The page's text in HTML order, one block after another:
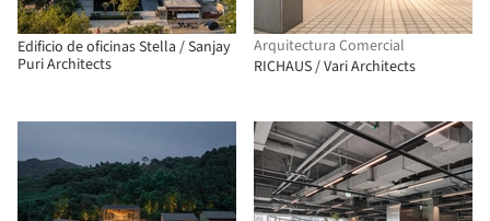
Edificio de oficinas Stella / Sanjay
Puri Architects
Arquitectura Comercial
RICHAUS / Vari Architects